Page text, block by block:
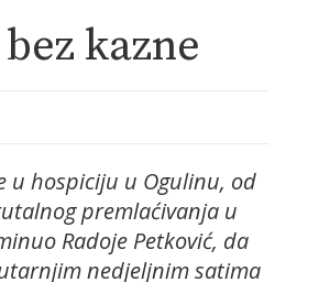
kazne
u hospiciju u Ogulinu, od
premlaćivanja u
Radoje Petković, da
nedjeljnim satima